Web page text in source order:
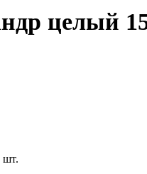
целый
шт.